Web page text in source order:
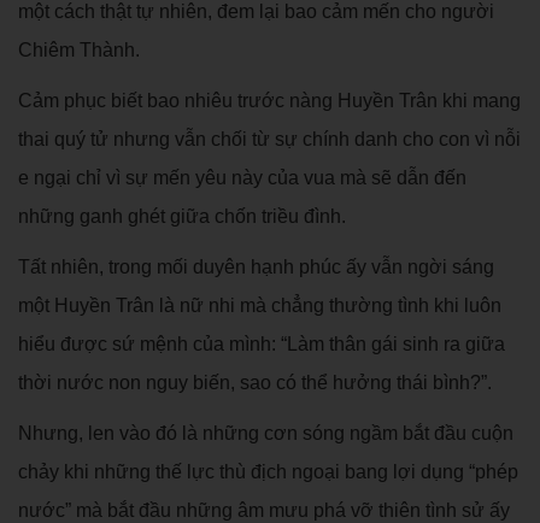
một cách thật tự nhiên, đem lại bao cảm mến cho người
Chiêm Thành.
Cảm phục biết bao nhiêu trước nàng Huyền Trân khi mang
thai quý tử nhưng vẫn chối từ sự chính danh cho con vì nỗi
e ngại chỉ vì sự mến yêu này của vua mà sẽ dẫn đến
những ganh ghét giữa chốn triều đình.
Tất nhiên, trong mối duyên hạnh phúc ấy vẫn ngời sáng
một Huyền Trân là nữ nhi mà chẳng thường tình khi luôn
hiểu được sứ mệnh của mình: “Làm thân gái sinh ra giữa
thời nước non nguy biến, sao có thể hưởng thái bình?”.
Nhưng, len vào đó là những cơn sóng ngầm bắt đầu cuộn
chảy khi những thế lực thù địch ngoại bang lợi dụng “phép
nước” mà bắt đầu những âm mưu phá vỡ thiên tình sử ấy